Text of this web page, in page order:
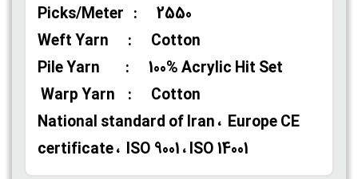
Picks/Meter : 2550
Weft Yarn : Cotton
Pile Yarn : 100% Acrylic Hit Set
Warp Yarn : Cotton
National standard of Iran ، Europe CE
certificate ، ISO 9001 ، ISO 14001